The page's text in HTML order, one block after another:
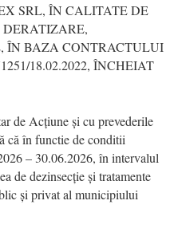
SRL, ÎN CALITATE DE
DERATIZARE,
ÎN BAZA CONTRACTULUI
18.02.2022, ÎNCHEIAT
de Acțiune și cu prevederile
că în functie de conditii
– 30.06.2026, în intervalul
de dezinsecție și tratamente
și privat al municipiului